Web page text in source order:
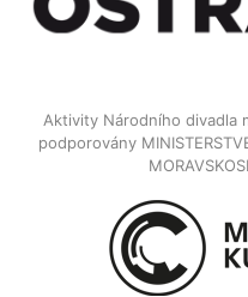
Aktivity Národního divadla
podporovány